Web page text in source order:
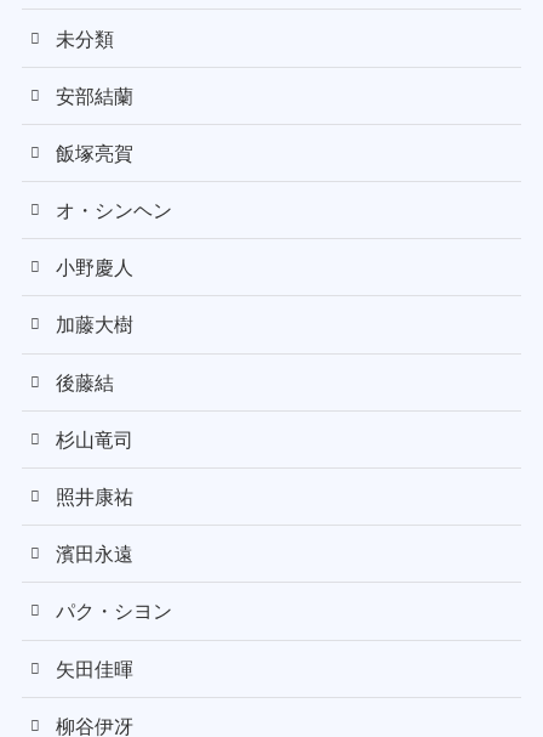
未分類
安部結蘭
飯塚亮賀
オ・シンヘン
小野慶人
加藤大樹
後藤結
杉山竜司
照井康祐
濱田永遠
パク・シヨン
矢田佳暉
柳谷伊冴